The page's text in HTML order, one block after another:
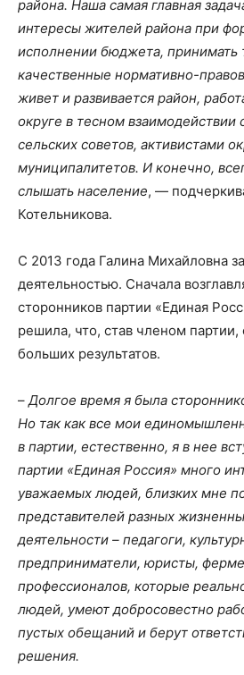
района. Наша самая главная
интересы жителей района при
исполнении бюджета, принимать
качественные нормативно-
живет и развивается район,
округе в тесном взаимодействии
сельских советов, активистами
муниципалитетов. И конечно,
слышать население, —
Котельникова.
С 2013 года Галина Михайловна
деятельностью. Сначала
сторонников партии «Единая
решила, что, став членом
больших результатов.
– Долгое время я была
Но так как все мои
в партии, естественно, я в нее
партии «Единая Россия» много
уважаемых людей, близких мне
представителей разных
деятельности – педагоги,
предприниматели, юристы,
профессионалов, которые
людей, умеют добросовестно
пустых обещаний и берут
решения.